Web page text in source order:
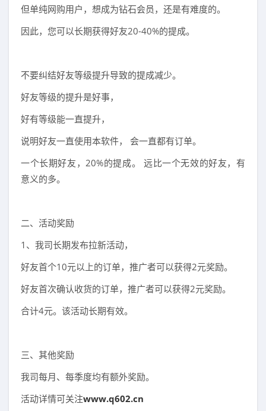
但单纯网购用户，想成为钻石会员，还是有难度的。
因此，您可以长期获得好友20-40%的提成。
不要纠结好友等级提升导致的提成减少。
好友等级的提升是好事，
好有等级能一直提升，
说明好友一直使用本软件， 会一直都有订单。
一个长期好友，20%的提成。 远比一个无效的好友，有
意义的多。
二、活动奖励
1、我司长期发布拉新活动，
好友首个10元以上的订单，推广者可以获得2元奖励。
好友首次确认收货的订单，推广者可以获得2元奖励。
合计4元。该活动长期有效。
三、其他奖励
我司每月、每季度均有额外奖励。
活动详情可关注www.q602.cn